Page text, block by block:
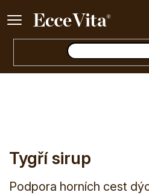
Ke každému nákupu nad
E-shop Tygří sirup
Tygří sirup
Podpora horních cest